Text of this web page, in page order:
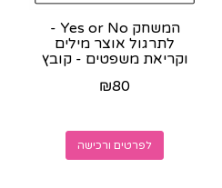
המשחק Yes or No -
לתרגול אוצר מילים
וקריאת משפטים - קובץ
₪80
לפרטים ורכישה